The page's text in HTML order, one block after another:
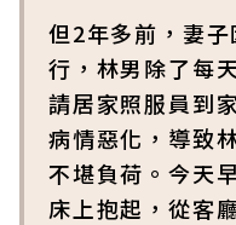
但2年多前，妻
行，林男除了每
請居家照服員到
病情惡化，導致
不堪負荷。今天
床上抱起，從客